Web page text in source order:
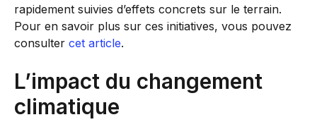
rapidement suivies d’effets concrets sur le terrain.
Pour en savoir plus sur ces initiatives, vous pouvez
consulter cet article.
L’impact du changement
climatique